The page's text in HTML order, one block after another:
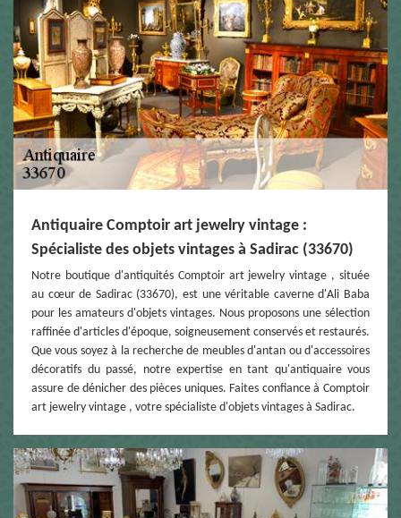
Antiquaire Comptoir art jewelry vintage :
Spécialiste des objets vintages à Sadirac (33670)
Notre boutique d'antiquités Comptoir art jewelry vintage , située
au cœur de Sadirac (33670), est une véritable caverne d'Ali Baba
pour les amateurs d'objets vintages. Nous proposons une sélection
raffinée d'articles d'époque, soigneusement conservés et restaurés.
Que vous soyez à la recherche de meubles d'antan ou d'accessoires
décoratifs du passé, notre expertise en tant qu'antiquaire vous
assure de dénicher des pièces uniques. Faites confiance à Comptoir
art jewelry vintage , votre spécialiste d'objets vintages à Sadirac.